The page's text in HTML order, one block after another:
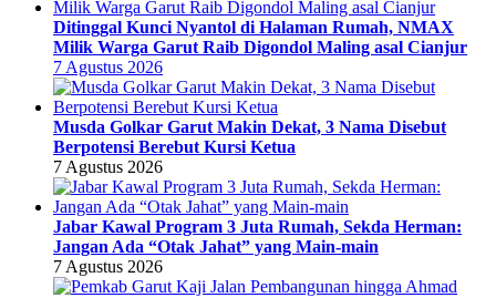
Ditinggal Kunci Nyantol di Halaman Rumah, NMAX
Milik Warga Garut Raib Digondol Maling asal Cianjur
7 Agustus 2026
Musda Golkar Garut Makin Dekat, 3 Nama Disebut
Berpotensi Berebut Kursi Ketua
7 Agustus 2026
Jabar Kawal Program 3 Juta Rumah, Sekda Herman:
Jangan Ada “Otak Jahat” yang Main-main
7 Agustus 2026